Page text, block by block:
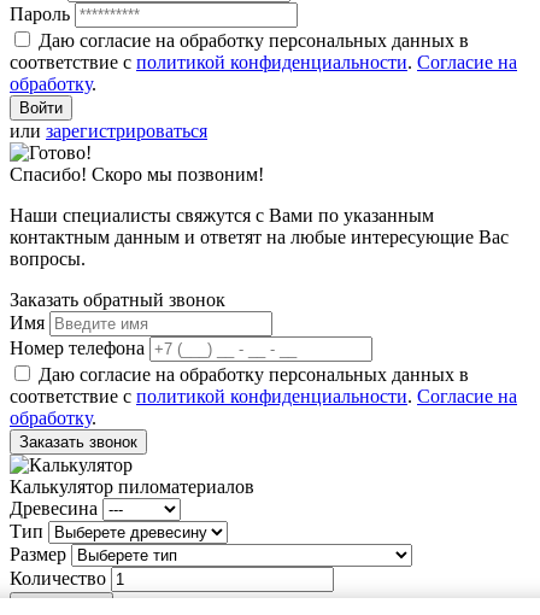
Пароль
Даю согласие на обработку персональных данных в
соответствие с политикой конфиденциальности. Согласие на
обработку.
или зарегистрироваться
Спасибо! Скоро мы позвоним!
Наши специалисты свяжутся с Вами по указанным
контактным данным и ответят на любые интересующие Вас
вопросы.
Заказать обратный звонок
Имя
Номер телефона
Даю согласие на обработку персональных данных в
соответствие с политикой конфиденциальности. Согласие на
обработку.
Заказать звонок
Калькулятор пиломатериалов
Древесина
Тип
Размер
Количество